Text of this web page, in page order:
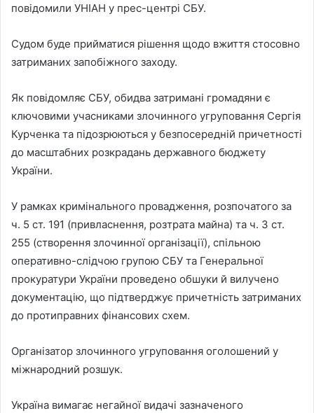
повідомили УНІАН у прес-центрі СБУ.
Судом буде прийматися рішення щодо вжиття стосовно
затриманих запобіжного заходу.
Як повідомляє СБУ, обидва затримані громадяни є
ключовими учасниками злочинного угруповання Сергія
Курченка та підозрюються у безпосередній причетності
до масштабних розкрадань державного бюджету
України.
У рамках кримінального провадження, розпочатого за
ч. 5 ст. 191 (привласнення, розтрата майна) та ч. 3 ст.
255 (створення злочинної організації), спільною
оперативно-слідчою групою СБУ та Генеральної
прокуратури України проведено обшуки й вилучено
документацію, що підтверджує причетність затриманих
до протиправних фінансових схем.
Організатор злочинного угруповання оголошений у
міжнародний розшук.
Україна вимагає негайної видачі зазначеного